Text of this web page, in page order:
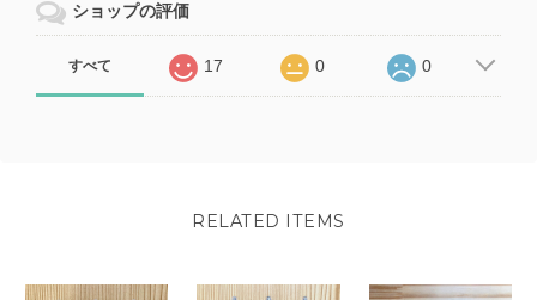
ショップの評価
すべて 17 0 0
RELATED ITEMS